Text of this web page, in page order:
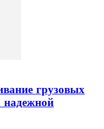
грузовых
надежной